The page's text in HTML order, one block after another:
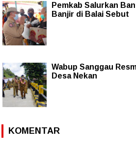
Pemkab Salurkan
Banjir di Balai Sebut
Wabup Sanggau
Desa Nekan
KOMENTAR